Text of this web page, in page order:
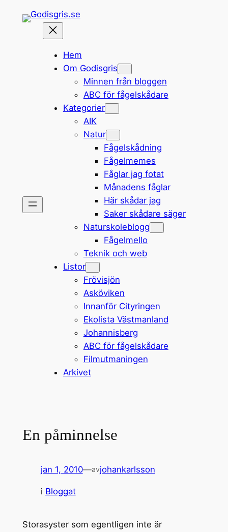
Hem
Om Godisgris
Minnen från bloggen
ABC för fågelskådare
Kategorier
AIK
Natur
Fågelskådning
Fågelmemes
Fåglar jag fotat
Månadens fåglar
Här skådar jag
Saker skådare säger
Naturskoleblogg
Fågelmello
Teknik och web
Listor
Frövisjön
Asköviken
Innanför Cityringen
Ekolista Västmanland
Johannisberg
ABC för fågelskådare
Filmutmaningen
Arkivet
En påminnelse
jan 1, 2010—avjohankarlsson
i Bloggat
Storasyster som egentligen inte är